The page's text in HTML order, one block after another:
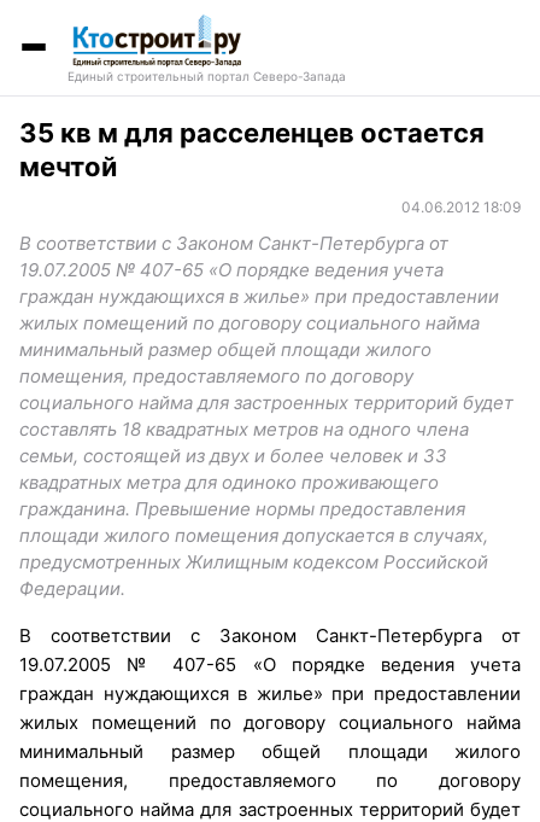
Единый строительный портал Северо-Запада
35 кв м для расселенцев остается
мечтой
04.06.2012 18:09
В соответствии с Законом Санкт-Петербурга от
19.07.2005 № 407-65 «О порядке ведения учета
граждан нуждающихся в жилье» при предоставлении
жилых помещений по договору социального найма
минимальный размер общей площади жилого
помещения, предоставляемого по договору
социального найма для застроенных территорий будет
составлять 18 квадратных метров на одного члена
семьи, состоящей из двух и более человек и 33
квадратных метра для одиноко проживающего
гражданина. Превышение нормы предоставления
площади жилого помещения допускается в случаях,
предусмотренных Жилищным кодексом Российской
Федерации.
В соответствии с Законом Санкт-Петербурга от
19.07.2005 № 407-65 «О порядке ведения учета
граждан нуждающихся в жилье» при предоставлении
жилых помещений по договору социального найма
минимальный размер общей площади жилого
помещения, предоставляемого по договору
социального найма для застроенных территорий будет